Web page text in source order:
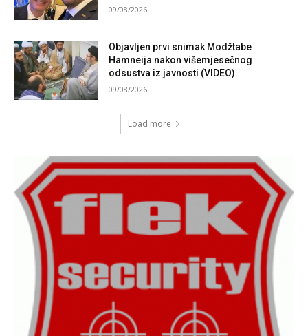
09/08/2026
Objavljen prvi snimak Modžtabe
Hamneija nakon višemjesečnog
odsustva iz javnosti (VIDEO)
09/08/2026
Load more